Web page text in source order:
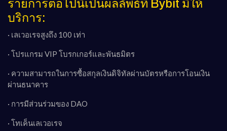
รายการต่อไปนี้เป็นผลลัพธ์ที่ Bybit มีให้
บริการ:
· เลเวอเรจสูงถึง 100 เท่า
· โปรแกรม VIP โบรกเกอร์และพันธมิตร
· ความสามารถในการซื้อสกุลเงินดิจิทัลผ่านบัตรหรือการโอนเงิน
ผ่านธนาคาร
· การมีส่วนร่วมของ DAO
· โทเค็นเลเวอเรจ